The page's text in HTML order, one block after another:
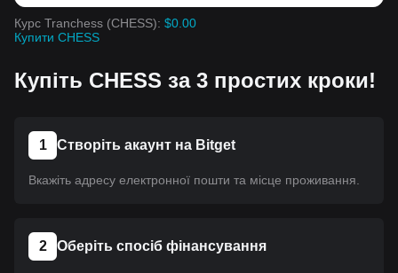
Курс Tranchess (CHESS): $0.00
Купити CHESS
Купіть CHESS за 3 простих кроки!
1 Створіть акаунт на Bitget
Вкажіть адресу електронної пошти та місце проживання.
2 Оберіть спосіб фінансування